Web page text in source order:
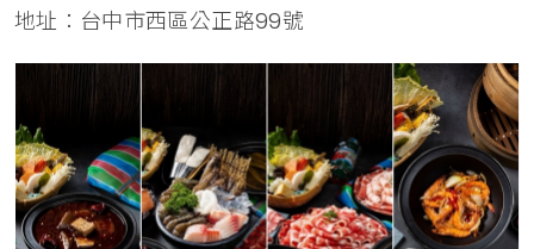
地址：台中市西區公正路99號